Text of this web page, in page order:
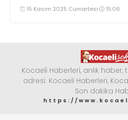
15 Kasım 2025 Cumartesi 15:06
Kocaeli Haberleri, anlık
adresi. Kocaeli Haberleri,
Son dakika
https://